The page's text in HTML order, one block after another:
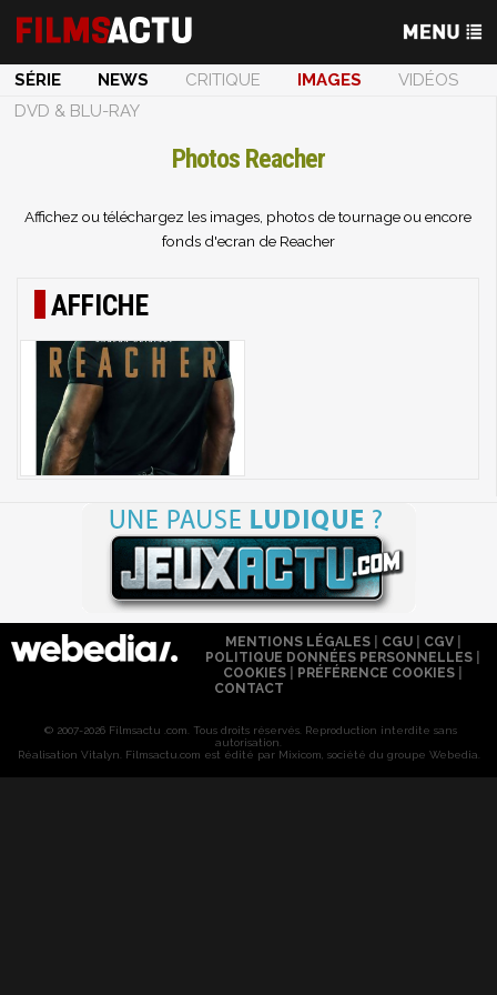
SÉRIE NEWS CRITIQUE IMAGES
VIDÉOS
DVD & BLU-RAY
Photos Reacher
Affichez ou téléchargez les images, photos de tournage ou encore
fonds d'ecran de Reacher
AFFICHE
MENTIONS LÉGALES| CGU| CGV|
POLITIQUE DONNÉES PERSONNELLES
COOKIES
PRÉFÉRENCE COOKIES
CONTACT
© 2007-2026 Filmsactu .com. Tous droits réservés. Reproduction interdite sans
autorisation.
Réalisation Vitalyn . Filmsactu .com est édité par Mixicom, société du groupe Webedia.